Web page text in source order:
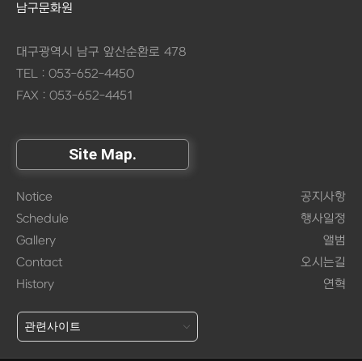
남구문화원
대구광역시 남구 앞산순환로 478
TEL : 053-652-4450
FAX : 053-652-4451
Site Map.
Notice
공지사항
Schedule
행사일정
Gallery
앨범
Contact
오시는길
History
연혁